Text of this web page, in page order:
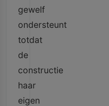
gewelf
ondersteunt
totdat
de
constructie
haar
eigen